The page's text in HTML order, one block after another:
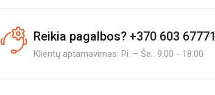
Reikia pagalbos? +370 603 67771
Klientų aptarnavimas: Pi. – Še.: 9:00 - 18:00